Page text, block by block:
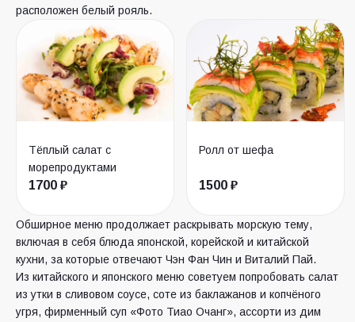
расположен белый рояль.
Тёплый салат с
морепродуктами
1700 ₽
Ролл от шефа
1500 ₽
Обширное меню продолжает раскрывать морскую тему,
включая в себя блюда японской, корейской и китайской
кухни, за которые отвечают Чэн Фан Чин и Виталий Пай.
Из китайского и японского меню советуем попробовать салат
из утки в сливовом соусе, соте из баклажанов и копчёного
угря, фирменный суп «Фото Тиао Очанг», ассорти из дим